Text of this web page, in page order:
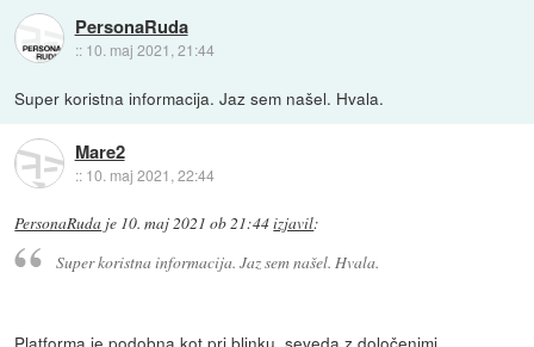
PersonaRuda
:: 10. maj 2021, 21:44
Super koristna informacija. Jaz sem našel. Hvala.
Mare2
:: 10. maj 2021, 22:44
PersonaRuda je 10. maj 2021 ob 21:44izjavil:
Super koristna informacija. Jaz sem našel. Hvala.